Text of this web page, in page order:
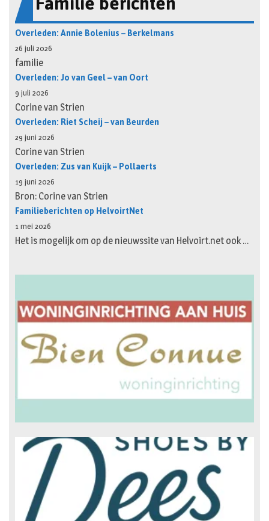
Overleden: Annie Bolenius – Berkelmans
26 juli 2026
familie
Overleden: Jo van Geel – van Oort
9 juli 2026
Corine van Strien
Overleden: Riet Scheij – van Beurden
29 juni 2026
Corine van Strien
Overleden: Zus van Kuijk – Pollaerts
19 juni 2026
Bron: Corine van Strien
Familieberichten op HelvoirtNet
1 mei 2026
Het is mogelijk om op de nieuwssite van Helvoirt.net ook …